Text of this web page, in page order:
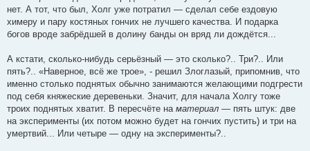
нет. А тот, что был, Холг уже потратил — сделал себе ездовую
химеру и пару костяных гончих не лучшего качества. И подарка
богов вроде забрёдшей в долину банды он вряд ли дождётся...
А кстати, сколько-нибудь серьёзный — это сколько?.. Три?.. Или
пять?.. «Наверное, всё же трое», - решил Злоглазый, припомнив, что
именно столько поднятых обычно занимаются желающими подгрести
под себя княжеские деревеньки. Значит, для начала Холгу тоже
троих поднятых хватит. В пересчёте на материал — пять штук: две
на эксперименты (их потом можно будет на гончих пустить) и три на
умертвий... Или четыре — одну на эксперименты?..